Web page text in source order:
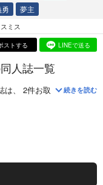
夢主
ミス
ストする LINEで送る
人誌一覧
は、 2件お取り扱いがござ
続きを読む